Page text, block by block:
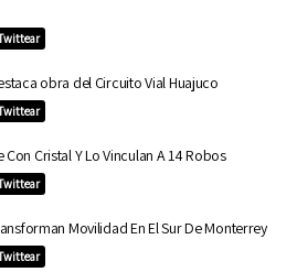
obra del Circuito Vial Huajuco
Cristal Y Lo Vinculan A 14 Robos
Movilidad En El Sur De Monterrey